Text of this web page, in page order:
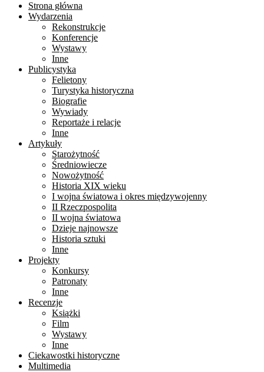
Strona główna
Wydarzenia
Rekonstrukcje
Konferencje
Wystawy
Inne
Publicystyka
Felietony
Turystyka historyczna
Biografie
Wywiady
Reportaże i relacje
Inne
Artykuły
Starożytność
Średniowiecze
Nowożytność
Historia XIX wieku
I wojna światowa i okres międzywojenny
II Rzeczpospolita
II wojna światowa
Dzieje najnowsze
Historia sztuki
Inne
Projekty
Konkursy
Patronaty
Inne
Recenzje
Książki
Film
Wystawy
Inne
Ciekawostki historyczne
Multimedia